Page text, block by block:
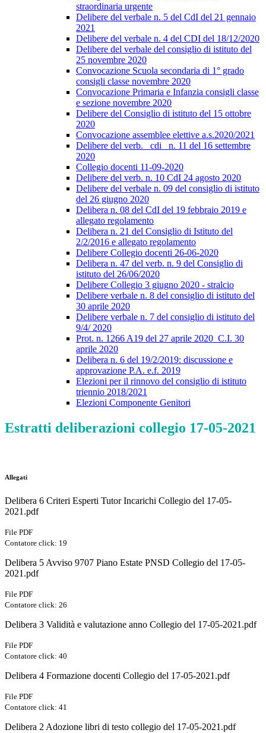
straordinaria urgente
Delibere del verbale n. 5 del CdI del 21 gennaio
2021
Delibere del verbale n. 4 del CDI del 18/12/2020
Delibere del verbale del consiglio di istituto del
25 novembre 2020
Convocazione Scuola secondaria di 1° grado
consigli classe novembre 2020
Convocazione Primaria e Infanzia consigli classe
e sezione novembre 2020
Delibere del Consiglio di istituto del 15 ottobre
2020
Convocazione assemblee elettive a.s.2020/2021
Delibere del verb._ cdi_ n. 11 del 16 settembre
2020
Collegio docenti 11-09-2020
Delibere del verb. n. 10 CdI 24 agosto 2020
Delibere del verbale n. 09 del consiglio di istituto
del 26 giugno 2020
Delibera n. 08 del CdI del 19 febbraio 2019 e
allegato regolamento
Delibera n. 21 del Consiglio di Istituto del
2/2/2016 e allegato regolamento
Delibere Collegio docenti 26-06-2020
Delibera n. 47 del verb. n. 9 del Consiglio di
istituto del 26/06/2020
Delibere Collegio 3 giugno 2020 - stralcio
Delibere verbale n. 8 del consiglio di istituto del
30 aprile 2020
Delibere verbale n. 7 del consiglio di istituto del
9/4/ 2020
Prot. n. 1266 A19 del 27 aprile 2020_C.I. 30
aprile 2020
Delibera n. 6 del 19/2/2019: discussione e
approvazione P.A. e.f. 2019
Elezioni per il rinnovo del consiglio di istituto
triennio 2018/2021
Elezioni Componente Genitori
Estratti deliberazioni collegio 17-05-2021
Allegati
Delibera 6 Criteri Esperti Tutor Incarichi Collegio del 17-05-
2021.pdf
File PDF
Contatore click: 19
Delibera 5 Avviso 9707 Piano Estate PNSD Collegio del 17-05-
2021.pdf
File PDF
Contatore click: 26
Delibera 3 Validità e valutazione anno Collegio del 17-05-2021.pdf
File PDF
Contatore click: 40
Delibera 4 Formazione docenti Collegio del 17-05-2021.pdf
File PDF
Contatore click: 41
Delibera 2 Adozione libri di testo collegio del 17-05-2021.pdf